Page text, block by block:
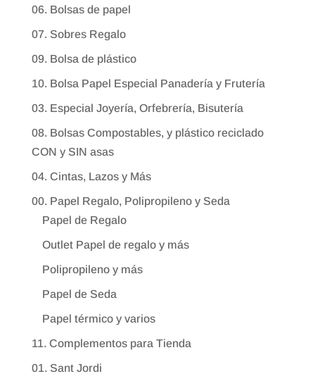
06. Bolsas de papel
07. Sobres Regalo
09. Bolsa de plástico
10. Bolsa Papel Especial Panadería y Frutería
03. Especial Joyería, Orfebrería, Bisutería
08. Bolsas Compostables, y plástico reciclado
CON y SIN asas
04. Cintas, Lazos y Más
00. Papel Regalo, Polipropileno y Seda
Papel de Regalo
Outlet Papel de regalo y más
Polipropileno y más
Papel de Seda
Papel térmico y varios
11. Complementos para Tienda
01. Sant Jordi